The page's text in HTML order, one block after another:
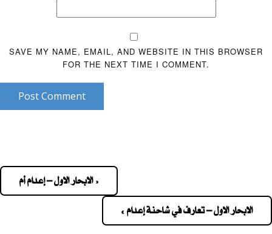
SAVE MY NAME, EMAIL, AND WEBSITE IN THIS BROWSER
FOR THE NEXT TIME I COMMENT.
Post Comment
navigation
« الابحار الاول – إعدام أم
الابحار الاول – تعارف في شاحنة إعدام »